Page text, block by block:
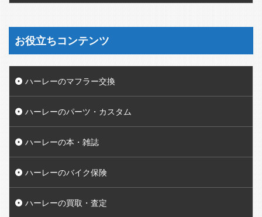
お役立ちコンテンツ
ハーレーのマフラー交換
ハーレーのパーツ・カスタム
ハーレーの本・雑誌
ハーレーのバイク保険
ハーレーの買取・査定